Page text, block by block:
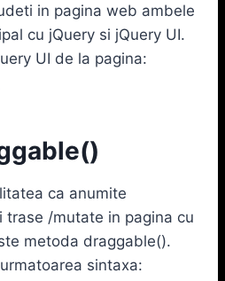
in pagina web ambele
cu jQuery si jQuery UI.
UI de la pagina:
ca anumite
trase /mutate in pagina cu
metoda draggable().
sintaxa: